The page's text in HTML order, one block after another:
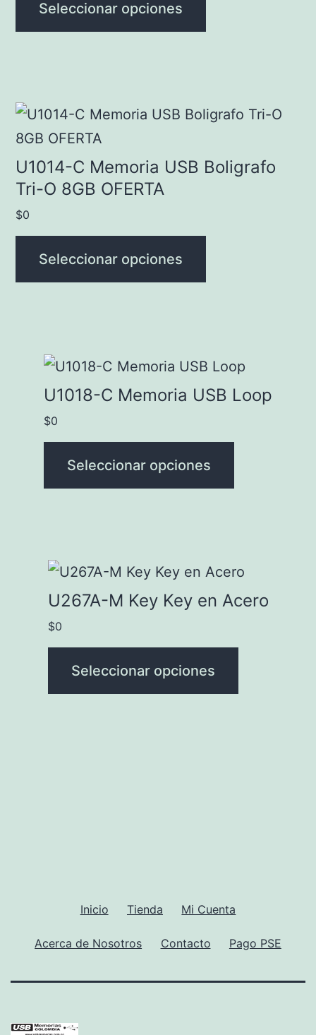
Seleccionar opciones
opciones
se
en
de
producto
U1014-C Memoria USB Boligrafo
Tri-O 8GB OFERTA
$0
Seleccionar opciones
Este
producto
tiene
múltiples
variantes.
Las
opciones
se
páginaU1018-C Memoria USB Loop
$0
Seleccionar opciones
Este
producto
tiene
variantes.
Las
pueden
elegir
en
la
página
U267A-M Key Key en Acero
$0
Seleccionar opciones
Este
producto
tiene
variantes.
Las
producto
Inicio Tienda Mi Cuenta
Acerca de Nosotros Contacto Pago PSE